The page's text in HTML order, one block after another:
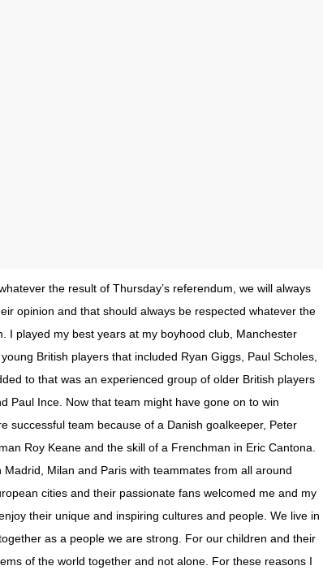
the result of Thursday’s referendum, we will always
opinion and that should always be respected whatever the
I played my best years at my boyhood club, Manchester
British players that included Ryan Giggs, Paul Scholes,
to that was an experienced group of older British players
Paul Ince. Now that team might have gone on to win
successful team because of a Danish goalkeeper, Peter
Roy Keane and the skill of a Frenchman in Eric Cantona.
Milan and Paris with teammates from all around
cities and their passionate fans welcomed me and my
their unique and inspiring cultures and people. We live in
as a people we are strong. For our children and their
of the world together and not alone. For these reasons I